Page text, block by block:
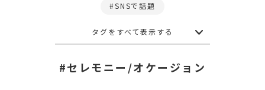
SNSで話題
タグをすべて表示する
#セレモニー/オケージョン